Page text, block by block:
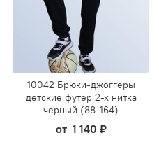
10042 Брюки-джоггеры
детские футер 2-х нитка
черный (88-164)
от 1 140 ₽